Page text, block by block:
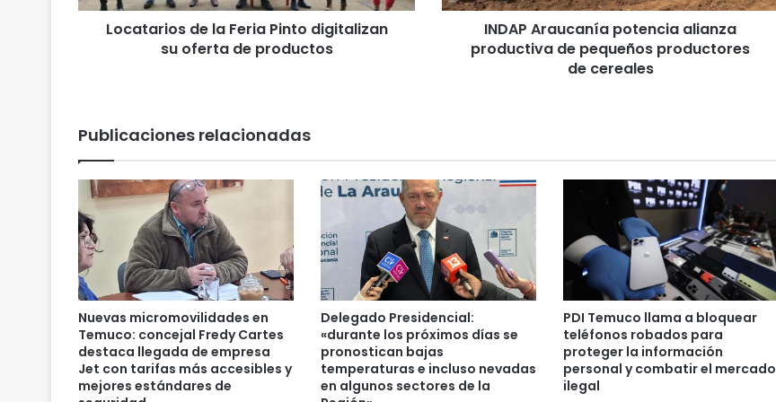
o
e
r
i
P
i
n
t
o
d
i
g
i
t
Locatarios de la Feria Pinto digitalizan
su oferta de productos
u
t
e
n
i
a
a
a
n
z
a
INDAP Araucanía potencia alianza
productiva de pequeños productores
de cereales
Publicaciones relacionadas
Nuevas micromovilidades en
Temuco: concejal Fredy Cartes
destaca llegada de empresa
Jet con tarifas más accesibles y
mejores estándares de
Delegado Presidencial:
«durante los próximos días se
pronostican bajas
temperaturas e incluso nevadas
en algunos sectores de la
PDI Temuco llama a bloquear
teléfonos robados para
proteger la información
personal y combatir el mercado
ilegal